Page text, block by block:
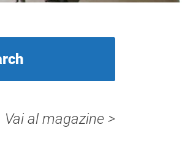
Vai al magazine >